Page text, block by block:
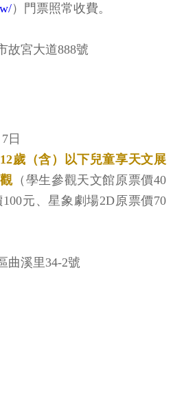
）門票照常收費。
故宮大道888號
日
歲（含）以下兒童享天文展
（學生參觀天文館原票價40
元、星象劇場2D原票價70
曲溪里34-2號